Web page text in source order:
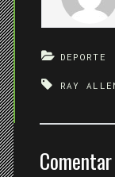
DEPORTE
RAY
Comentar